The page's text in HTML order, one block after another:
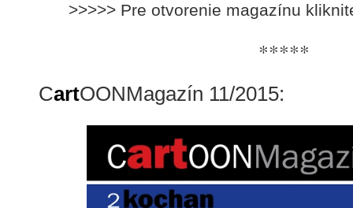
>>>>> Pre otvorenie magazínu
*****
CartOONMagazín 11/2015: